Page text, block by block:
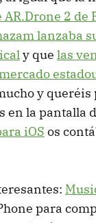
2 de
lanzaba
y que las
y queréis
en la pantalla
iOS os
para